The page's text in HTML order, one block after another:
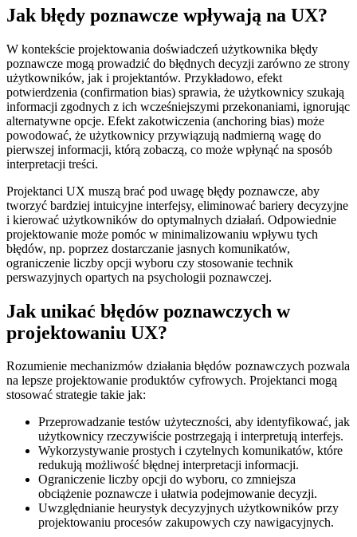
Jak błędy poznawcze wpływają na UX?
W kontekście projektowania doświadczeń użytkownika błędy
poznawcze mogą prowadzić do błędnych decyzji zarówno ze strony
użytkowników, jak i projektantów. Przykładowo, efekt
potwierdzenia (confirmation bias) sprawia, że użytkownicy szukają
informacji zgodnych z ich wcześniejszymi przekonaniami, ignorując
alternatywne opcje. Efekt zakotwiczenia (anchoring bias) może
powodować, że użytkownicy przywiązują nadmierną wagę do
pierwszej informacji, którą zobaczą, co może wpłynąć na sposób
interpretacji treści.
Projektanci UX muszą brać pod uwagę błędy poznawcze, aby
tworzyć bardziej intuicyjne interfejsy, eliminować bariery decyzyjne
i kierować użytkowników do optymalnych działań. Odpowiednie
projektowanie może pomóc w minimalizowaniu wpływu tych
błędów, np. poprzez dostarczanie jasnych komunikatów,
ograniczenie liczby opcji wyboru czy stosowanie technik
perswazyjnych opartych na psychologii poznawczej.
Jak unikać błędów poznawczych w
projektowaniu UX?
Rozumienie mechanizmów działania błędów poznawczych pozwala
na lepsze projektowanie produktów cyfrowych. Projektanci mogą
stosować strategie takie jak:
Przeprowadzanie testów użyteczności, aby identyfikować, jak
użytkownicy rzeczywiście postrzegają i interpretują interfejs.
Wykorzystywanie prostych i czytelnych komunikatów, które
redukują możliwość błędnej interpretacji informacji.
Ograniczenie liczby opcji do wyboru, co zmniejsza
obciążenie poznawcze i ułatwia podejmowanie decyzji.
Uwzględnianie heurystyk decyzyjnych użytkowników przy
projektowaniu procesów zakupowych czy nawigacyjnych.